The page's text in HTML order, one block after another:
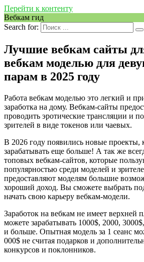
Перейти к контенту
Вебкам гид
Search for:
Лучшие вебкам сайты
вебкам моделью для
парам в 2025 году
Работа вебкам моделью это легкий и
заработка на дому. Вебкам-сайты
проводить эротические трансляции и
зрителей в виде токенов или чаевых.
В 2026 году появились новые проекты,
зарабатывать еще больше! А так же
топовых вебкам-сайтов, которые
популярностью среди моделей и
предоставляют моделям большие
хороший доход. Вы сможете выбрать
начать свою карьеру вебкам-модели.
Заработок на вебкам не имеет верхней
можете зарабатывать 1000$, 2000,
и больше. Опытная модель за 1 сеанс
000$ не считая подарков и
конкурсов и поклонников.